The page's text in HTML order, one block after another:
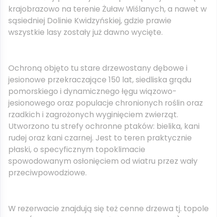
krajobrazowo na terenie Żuław Wiślanych, a nawet w
sąsiedniej Dolinie Kwidzyńskiej, gdzie prawie
wszystkie lasy zostały już dawno wycięte.
Ochroną objęto tu stare drzewostany dębowe i
jesionowe przekraczające 150 lat, siedliska grądu
pomorskiego i dynamicznego łęgu wiązowo-
jesionowego oraz populacje chronionych roślin oraz
rzadkich i zagrożonych wyginięciem zwierząt.
Utworzono tu strefy ochronne ptaków: bielika, kani
rudej oraz kani czarnej. Jest to teren praktycznie
płaski, o specyficznym topoklimacie
spowodowanym osłonięciem od wiatru przez wały
przeciwpowodziowe.
W rezerwacie znajdują się też cenne drzewa tj. topole